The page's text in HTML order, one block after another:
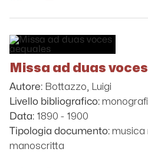
Missa ad duas
Autore: Bottazzo, Luigi
Livello bibliografico:
Data: 1890 - 1900
Tipologia documento: musica
manoscritta